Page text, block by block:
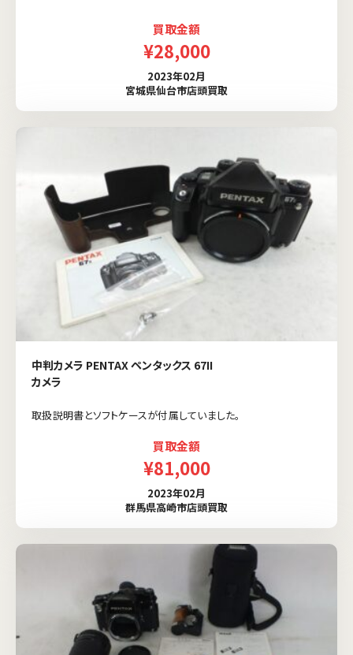
買取金額
¥28,000
2023年02月
宮城県仙台市店頭買取
中判カメラ PENTAX ペンタックス 67II
カメラ
取扱説明書とソフトケースが付属していました。
買取金額
¥81,000
2023年02月
群馬県高崎市店頭買取